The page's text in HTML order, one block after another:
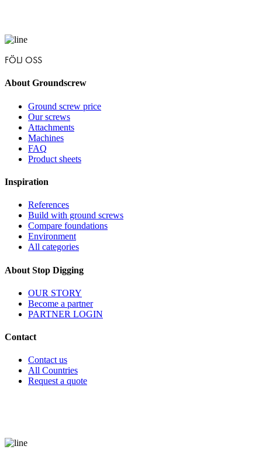
FÖLJ OSS
About Groundscrew
Ground screw price
Our screws
Attachments
Machines
FAQ
Product sheets
Inspiration
References
Build with ground screws
Compare foundations
Environment
All categories
About Stop Digging
OUR STORY
Become a partner
PARTNER LOGIN
Contact
Contact us
All Countries
Request a quote